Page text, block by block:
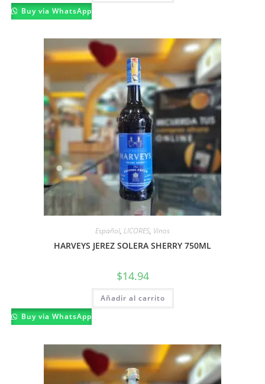
Buy via WhatsApp
Español, LICORES, Vinos
HARVEYS JEREZ SOLERA SHERRY 750ML
$14.94
Añadir al carrito
Buy via WhatsApp